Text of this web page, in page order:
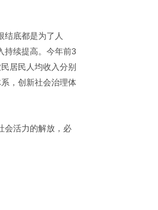
底都是为了人
持续提高。今年前3
居民人均收入分别
，创新社会治理体
活力的解放，必